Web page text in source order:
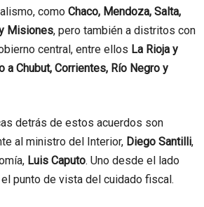
como Chaco, Mendoza, Salta,
Misiones, pero también a distritos con
central, entre ellos La Rioja y
a Chubut, Corrientes, Río Negro y
detrás de estos acuerdos son
al ministro del Interior, Diego Santilli,
Luis Caputo. Uno desde el lado
punto de vista del cuidado fiscal.